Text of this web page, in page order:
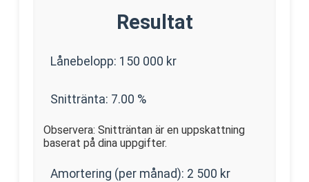
Resultat
Lånebelopp: 150 000 kr
Snittränta: 7.00 %
Observera: Snitträntan är en uppskattning
baserat på dina uppgifter.
Amortering (per månad): 2 500 kr